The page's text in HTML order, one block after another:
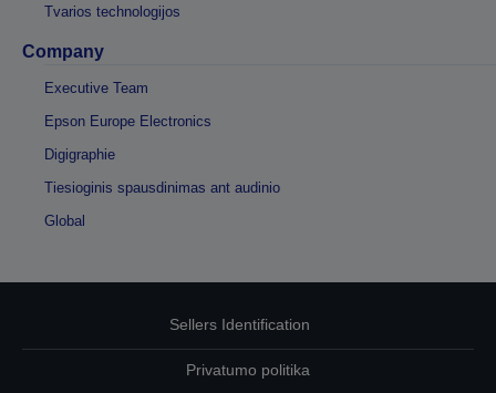
Tvarios technologijos
Company
Executive Team
Epson Europe Electronics
Digigraphie
Tiesioginis spausdinimas ant audinio
Global
Sellers Identification
Privatumo politika